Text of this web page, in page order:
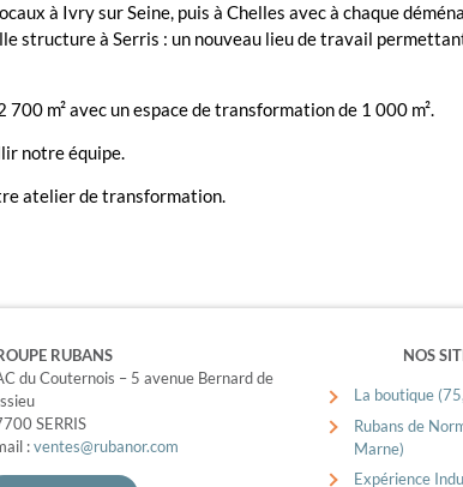
à Ivry sur Seine, puis à Chelles avec à chaque
structure à Serris : un nouveau lieu de travail
m² avec un espace de transformation de 1 000 m².
notre équipe.
atelier de transformation.
RUBANS
du Couternois – 5 avenue Bernard de
SERRIS
:ventes@rubanor.com
NOS
La boutique
Rubans de
Marne)
Expérience